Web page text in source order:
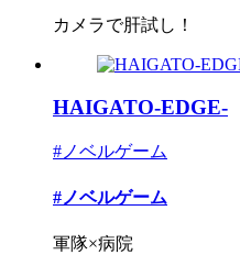
カメラで肝試し！
HAIGATO-EDGE-
#ノベルゲーム
#ノベルゲーム
軍隊×病院